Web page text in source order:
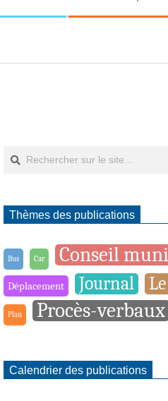
Thèmes des publications
Bus Car Conseil
Déplacement Journal
Plan Procès-verbaux
Calendrier des publications